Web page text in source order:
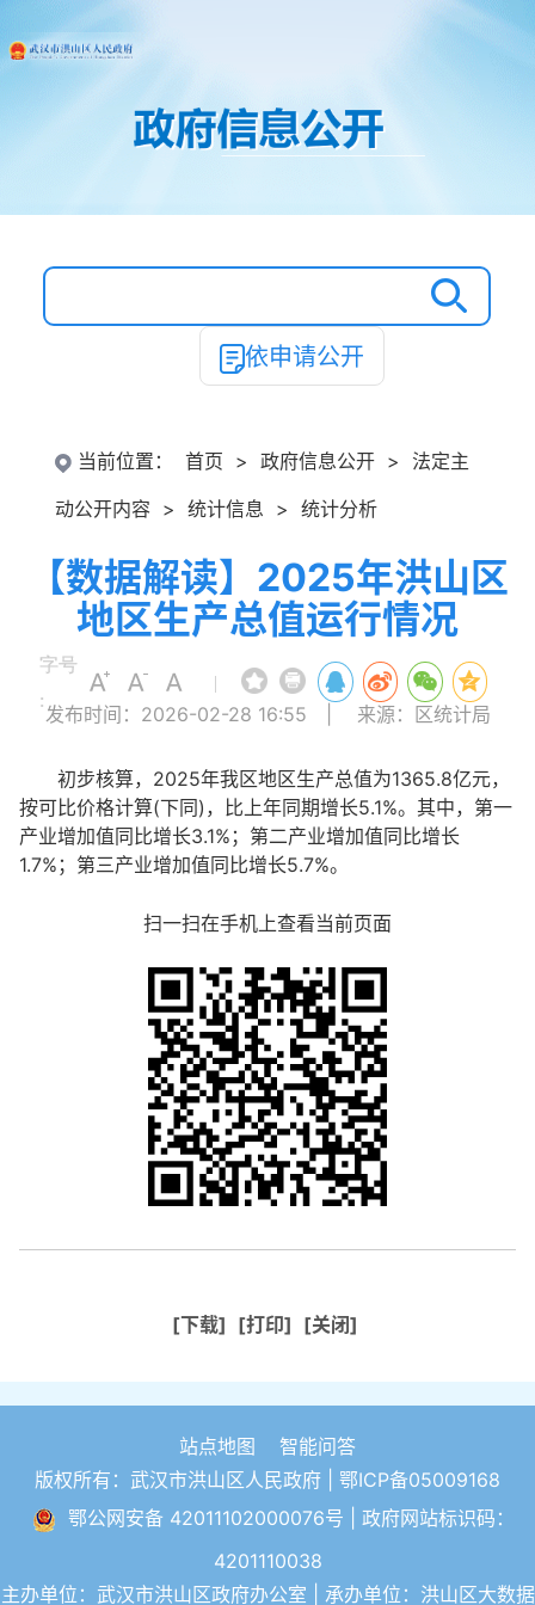
依申请公开
当前位置： 首页 > 政府信息公开 >
法定主
动公开内容 > 统计信息 > 统计分析
【数据解读】2025年洪山区
地区生产总值运行情况
字号
:
|
发布时间：2026-02-28 16:55 来源：区统计局
初步核算，2025年我区地区生产总值为1365.8亿元，
按可比价格计算(下同)，比上年同期增长5.1%。其中，第一
产业增加值同比增长3.1%；第二产业增加值同比增长
1.7%；第三产业增加值同比增长5.7%。
扫一扫在手机上查看当前页面
[下载] [打印] [关闭]
站点地图
智能问答
版权所有：武汉市洪山区人民政府 | 鄂ICP备05009168
鄂公网安备 42011102000076号 | 政府网站标识码：
4201110038
主办单位：武汉市洪山区政府办公室 | 承办单位：洪山区大数据